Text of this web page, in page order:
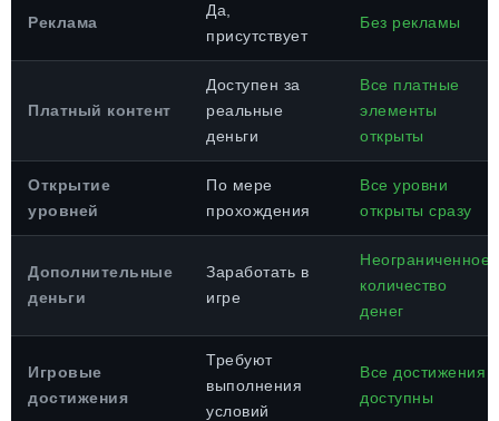
Реклама
Да,
присутствует
Без рекламы
Платный контент
Доступен за
реальные
деньги
Все платные
элементы
открыты
Открытие
уровней
По мере
прохождения
Все уровни
открыты сразу
Дополнительные
деньги
Заработать в
игре
Неограниченное
количество
денег
Игровые
достижения
Требуют
выполнения
условий
Все достижения
доступны